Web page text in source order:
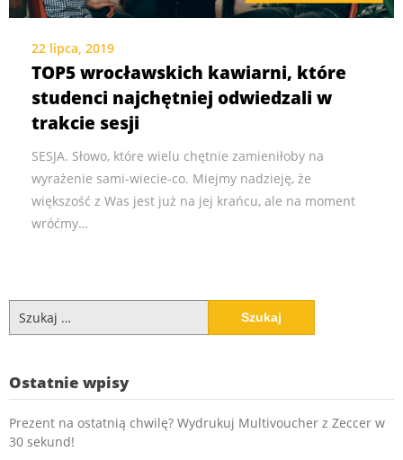
22 lipca, 2019
TOP5 wrocławskich kawiarni, które
studenci najchętniej odwiedzali w
trakcie sesji
SESJA. Słowo, które wielu chętnie zamieniłoby na
wyrażenie sami-wiecie-co. Miejmy nadzieję, że
większość z Was jest już na jej krańcu, ale na moment
wróćmy…
Szukaj:
Ostatnie wpisy
Prezent na ostatnią chwilę? Wydrukuj Multivoucher z Zeccer w
30 sekund!